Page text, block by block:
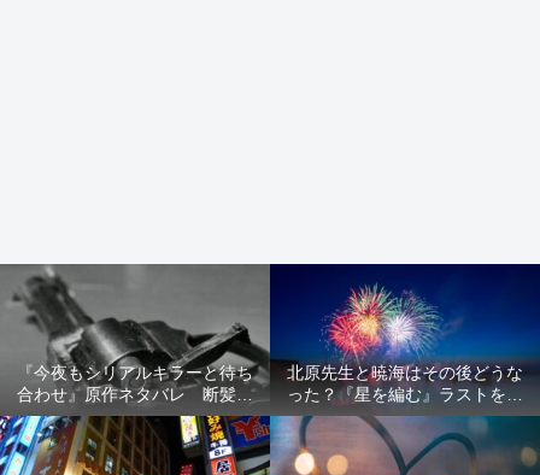
『今夜もシリアルキラーと待ち
合わせ』原作ネタバレ 断髪オ
ブジェ殺人事件 犯人の正体や
結末を解説
北原先生と暁海はその後どうな
った？『星を編む』ラストをネ
タバレ解説